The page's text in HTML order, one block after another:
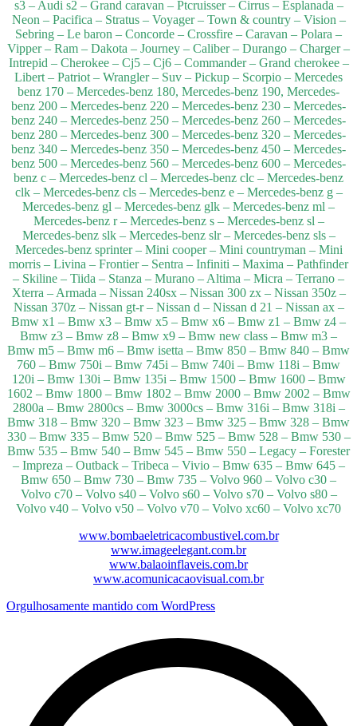
s3 – Audi s2 – Grand caravan – Ptcruisser – Cirrus – Esplanada –
Neon – Pacifica – Stratus – Voyager – Town & country – Vision –
Sebring – Le baron – Concorde – Crossfire – Caravan – Polara –
Vipper – Ram – Dakota – Journey – Caliber – Durango – Charger –
Intrepid – Cherokee – Cj5 – Cj6 – Commander – Grand cherokee –
Libert – Patriot – Wrangler – Suv – Pickup – Scorpio – Mercedes
benz 170 – Mercedes-benz 180, Mercedes-benz 190, Mercedes-
benz 200 – Mercedes-benz 220 – Mercedes-benz 230 – Mercedes-
benz 240 – Mercedes-benz 250 – Mercedes-benz 260 – Mercedes-
benz 280 – Mercedes-benz 300 – Mercedes-benz 320 – Mercedes-
benz 340 – Mercedes-benz 350 – Mercedes-benz 450 – Mercedes-
benz 500 – Mercedes-benz 560 – Mercedes-benz 600 – Mercedes-
benz c – Mercedes-benz cl – Mercedes-benz clc – Mercedes-benz
clk – Mercedes-benz cls – Mercedes-benz e – Mercedes-benz g –
Mercedes-benz gl – Mercedes-benz glk – Mercedes-benz ml –
Mercedes-benz r – Mercedes-benz s – Mercedes-benz sl –
Mercedes-benz slk – Mercedes-benz slr – Mercedes-benz sls –
Mercedes-benz sprinter – Mini cooper – Mini countryman – Mini
morris – Livina – Frontier – Sentra – Infiniti – Maxima – Pathfinder
– Skiline – Tiida – Stanza – Murano – Altima – Micra – Terrano –
Xterra – Armada – Nissan 240sx – Nissan 300 zx – Nissan 350z –
Nissan 370z – Nissan gt-r – Nissan d – Nissan d 21 – Nissan ax –
Bmw x1 – Bmw x3 – Bmw x5 – Bmw x6 – Bmw z1 – Bmw z4 –
Bmw z3 – Bmw z8 – Bmw x9 – Bmw new class – Bmw m3 –
Bmw m5 – Bmw m6 – Bmw isetta – Bmw 850 – Bmw 840 – Bmw
760 – Bmw 750i – Bmw 745i – Bmw 740i – Bmw 118i – Bmw
120i – Bmw 130i – Bmw 135i – Bmw 1500 – Bmw 1600 – Bmw
1602 – Bmw 1800 – Bmw 1802 – Bmw 2000 – Bmw 2002 – Bmw
2800a – Bmw 2800cs – Bmw 3000cs – Bmw 316i – Bmw 318i –
Bmw 318 – Bmw 320 – Bmw 323 – Bmw 325 – Bmw 328 – Bmw
330 – Bmw 335 – Bmw 520 – Bmw 525 – Bmw 528 – Bmw 530 –
Bmw 535 – Bmw 540 – Bmw 545 – Bmw 550 – Legacy – Forester
– Impreza – Outback – Tribeca – Vivio – Bmw 635 – Bmw 645 –
Bmw 650 – Bmw 730 – Bmw 735 – Volvo 960 – Volvo c30 –
Volvo c70 – Volvo s40 – Volvo s60 – Volvo s70 – Volvo s80 –
Volvo v40 – Volvo v50 – Volvo v70 – Volvo xc60 – Volvo xc70
www.bombaeletricacombustivel.com.br
www.imageelegant.com.br
www.balaoinflaveis.com.br
www.acomunicacaovisual.com.br
Orgulhosamente mantido com WordPress